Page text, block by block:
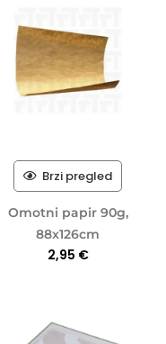
Brzi pregled
Omotni papir 90g,
88x126cm
2,95 €